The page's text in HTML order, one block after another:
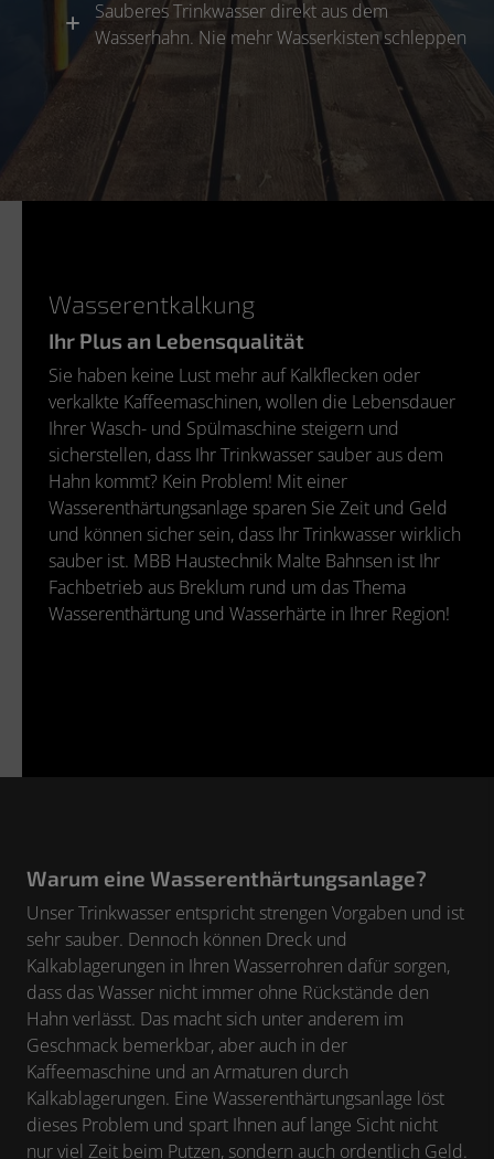
Sauberes Trinkwasser direkt aus dem
Wasserhahn. Nie mehr Wasserkisten schleppen
Wasserentkalkung
Ihr Plus an Lebensqualität
Sie haben keine Lust mehr auf Kalkflecken oder
verkalkte Kaffeemaschinen, wollen die Lebensdauer
Ihrer Wasch- und Spülmaschine steigern und
sicherstellen, dass Ihr Trinkwasser sauber aus dem
Hahn kommt? Kein Problem! Mit einer
Wasserenthärtungsanlage sparen Sie Zeit und Geld
und können sicher sein, dass Ihr Trinkwasser wirklich
sauber ist. MBB Haustechnik Malte Bahnsen ist Ihr
Fachbetrieb aus Breklum rund um das Thema
Wasserenthärtung und Wasserhärte in Ihrer Region!
Warum eine Wasserenthärtungsanlage?
Unser Trinkwasser entspricht strengen Vorgaben und ist
sehr sauber. Dennoch können Dreck und
Kalkablagerungen in Ihren Wasserrohren dafür sorgen,
dass das Wasser nicht immer ohne Rückstände den
Hahn verlässt. Das macht sich unter anderem im
Geschmack bemerkbar, aber auch in der
Kaffeemaschine und an Armaturen durch
Kalkablagerungen. Eine Wasserenthärtungsanlage löst
dieses Problem und spart Ihnen auf lange Sicht nicht
nur viel Zeit beim Putzen, sondern auch ordentlich Geld.